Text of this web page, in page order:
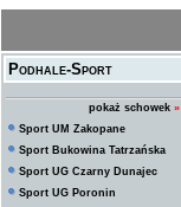
Podhale-Sport
pokaż schowek »
Sport UM Zakopane
Sport Bukowina Tatrzańska
Sport UG Czarny Dunajec
Sport UG Poronin